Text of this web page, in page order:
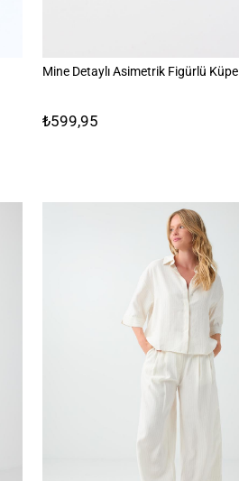
Mine Detaylı Asimetrik Figürlü Küpe
₺599,95